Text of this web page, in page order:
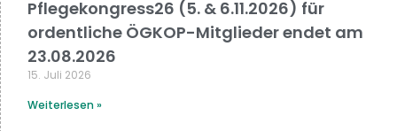
Pflegekongress26 (5. & 6.11.2026) für
ordentliche ÖGKOP-Mitglieder endet am
23.08.2026
15. Juli 2026
Weiterlesen »